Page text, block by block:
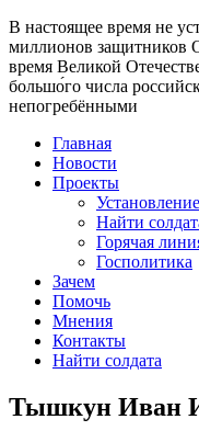
В настоящее время не
миллионов защитников
время Великой
большо́го числа
непогребёнными
Главная
Новости
Проекты
Найти
Горячая
Госполитика
Зачем
Помочь
Мнения
Контакты
Найти солдата
Тышкун Иван